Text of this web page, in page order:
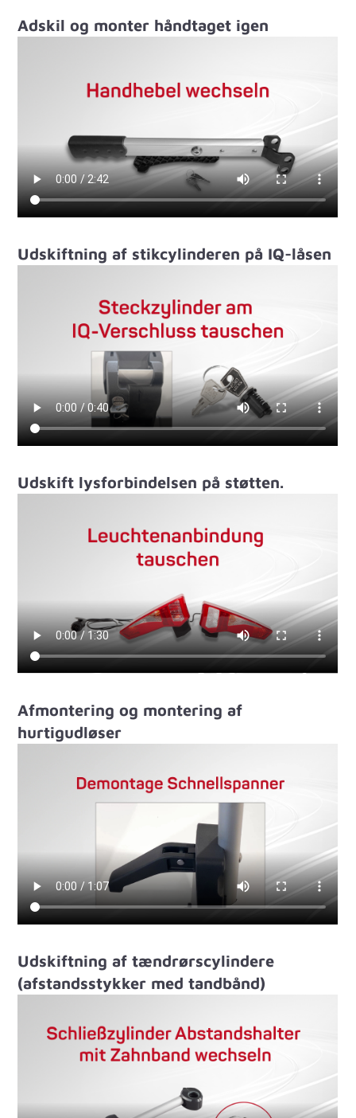
Adskil og monter håndtaget igen
Udskiftning af stikcylinderen på IQ-låsen
Udskift lysforbindelsen på støtten.
Afmontering og montering af
hurtigudløser
Udskiftning af tændrørscylindere
(afstandsstykker med tandbånd)